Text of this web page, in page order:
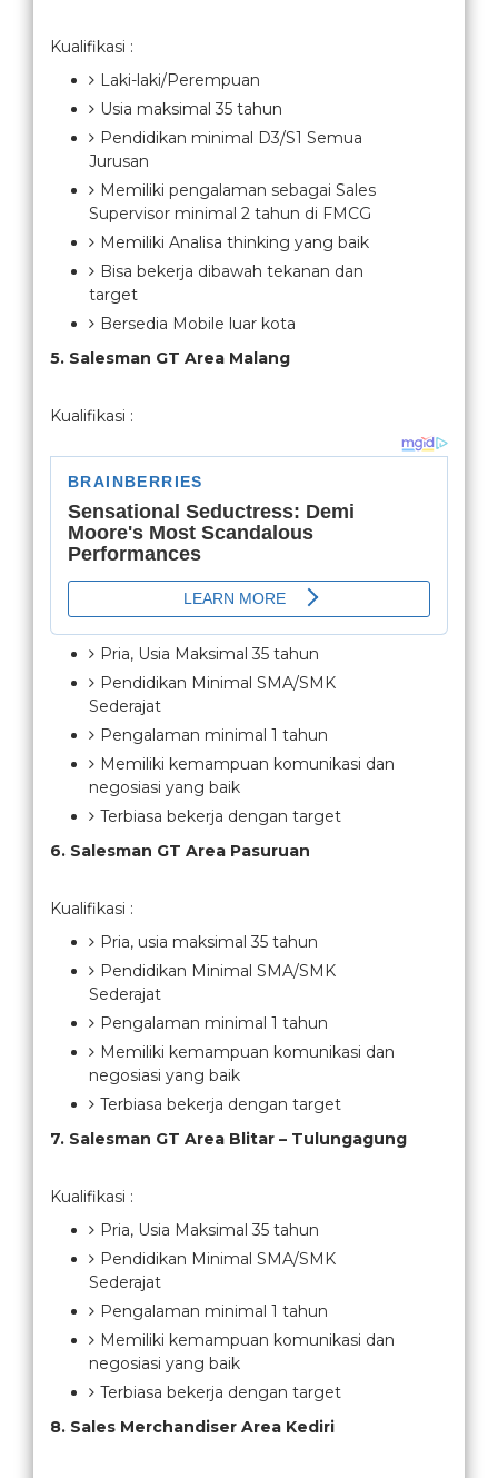
Kualifikasi :
Laki-laki/Perempuan
Usia maksimal 35 tahun
Pendidikan minimal D3/S1 Semua
Jurusan
Memiliki pengalaman sebagai Sales
Supervisor minimal 2 tahun di FMCG
Memiliki Analisa thinking yang baik
Bisa bekerja dibawah tekanan dan
target
Bersedia Mobile luar kota
5. Salesman GT Area Malang
Kualifikasi :
Pria, Usia Maksimal 35 tahun
Pendidikan Minimal SMA/SMK
Sederajat
Pengalaman minimal 1 tahun
Memiliki kemampuan komunikasi dan
negosiasi yang baik
Terbiasa bekerja dengan target
6. Salesman GT Area Pasuruan
Kualifikasi :
Pria, usia maksimal 35 tahun
Pendidikan Minimal SMA/SMK
Sederajat
Pengalaman minimal 1 tahun
Memiliki kemampuan komunikasi dan
negosiasi yang baik
Terbiasa bekerja dengan target
7. Salesman GT Area Blitar – Tulungagung
Kualifikasi :
Pria, Usia Maksimal 35 tahun
Pendidikan Minimal SMA/SMK
Sederajat
Pengalaman minimal 1 tahun
Memiliki kemampuan komunikasi dan
negosiasi yang baik
Terbiasa bekerja dengan target
8. Sales Merchandiser Area Kediri